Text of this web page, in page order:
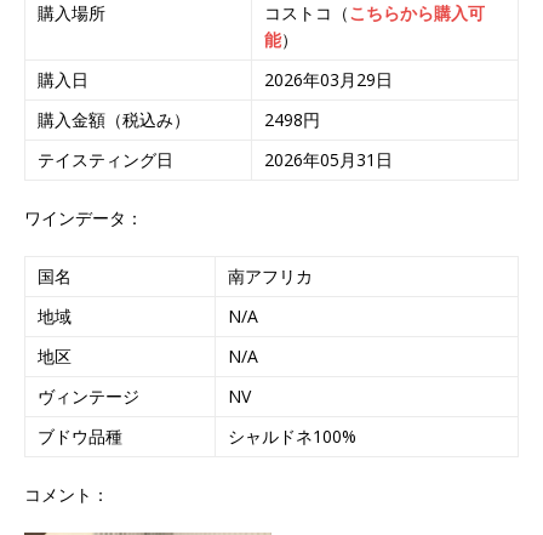
購入場所 コストコ（こちらから購入可
能）
購入日
2026年03月29日
購入金額（税込み）
2498円
テイスティング日
2026年05月31日
ワインデータ：
国名
南アフリカ
地域
N/A
地区
N/A
ヴィンテージ
NV
ブドウ品種
シャルドネ100%
コメント：